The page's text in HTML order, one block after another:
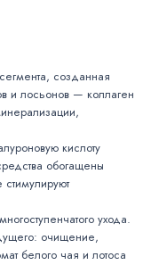
созданная
и лосьонов — коллаген
кислоту
обогащены
ухода.
очищение,
белого чая и лотоса